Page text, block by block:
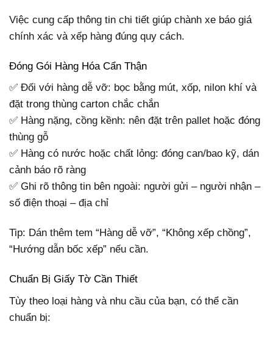
Việc cung cấp thông tin chi tiết giúp chành xe báo giá
chính xác và xếp hàng đúng quy cách.
Đóng Gói Hàng Hóa Cẩn Thận
✅ Đối với hàng dễ vỡ: bọc bằng mút, xốp, nilon khí và
đặt trong thùng carton chắc chắn
✅ Hàng nặng, cồng kềnh: nên đặt trên pallet hoặc đóng
thùng gỗ
✅ Hàng có nước hoặc chất lỏng: đóng can/bao kỹ, dán
cảnh báo rõ ràng
✅ Ghi rõ thông tin bên ngoài: người gửi – người nhận –
số điện thoại – địa chỉ
Tip: Dán thêm tem “Hàng dễ vỡ”, “Không xếp chồng”,
“Hướng dẫn bốc xếp” nếu cần.
Chuẩn Bị Giấy Tờ Cần Thiết
Tùy theo loại hàng và nhu cầu của bạn, có thể cần
chuẩn bị: